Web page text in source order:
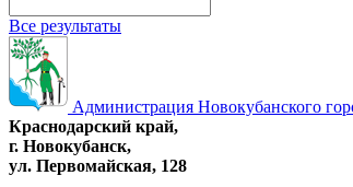
Все результаты
Администрация Новокубанского
Краснодарский край,
г. Новокубанск,
ул. Первомайская, 128